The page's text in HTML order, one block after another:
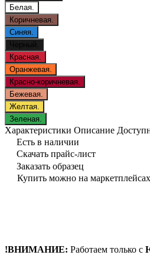
Белая.
Коричневая.
Синяя.
Черный.
Красная.
Оранжевая.
Красно-коричневая.
Бежевая.
Желтая.
Зеленая.
Характеристики Описание
Есть в наличии
Скачать прайс-лист
Заказать образец
Купить можно на
!ВНИМАНИЕ: Работаем только с